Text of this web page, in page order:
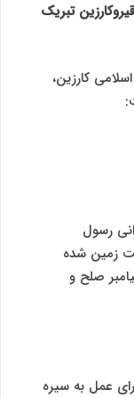
تبریک
کارزین،
رسول
زمین شده
صلح و
عمل به سیره